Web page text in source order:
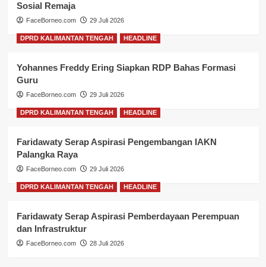
Sosial Remaja
FaceBorneo.com 29 Juli 2026
DPRD KALIMANTAN TENGAH HEADLINE
Yohannes Freddy Ering Siapkan RDP Bahas Formasi
Guru
FaceBorneo.com 29 Juli 2026
DPRD KALIMANTAN TENGAH HEADLINE
Faridawaty Serap Aspirasi Pengembangan IAKN
Palangka Raya
FaceBorneo.com 29 Juli 2026
DPRD KALIMANTAN TENGAH HEADLINE
Faridawaty Serap Aspirasi Pemberdayaan Perempuan
dan Infrastruktur
FaceBorneo.com 28 Juli 2026